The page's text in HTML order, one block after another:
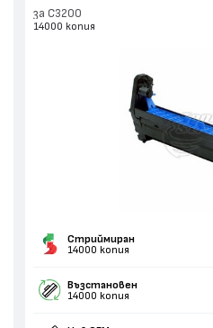
за C3200
14000 копия
Стриймиран
14000 копия
Възстановен
14000 копия